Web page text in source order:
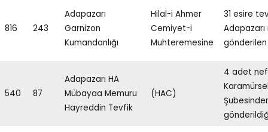
816 243
Adapazarı
Garnizon
Kumandanlığı
Hilal-i Ahmer
Cemiyet-i
Muhteremesine
31 esire
540 87
Adapazarı HA
Mübayaa Memuru
Hayreddin Tevfik
(HAC)
4 adet